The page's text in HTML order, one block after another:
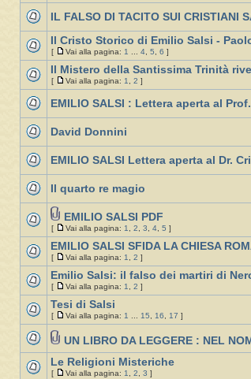
IL FALSO DI TACITO SUI CRISTIANI
Il Cristo Storico di Emilio Salsi -
[ Vai alla pagina: 1 ... 4, 5, 6 ]
Il Mistero della Santissima Trinità
[ Vai alla pagina: 1, 2 ]
EMILIO SALSI : Lettera aperta al
David Donnini
EMILIO SALSI Lettera aperta al Dr.
Il quarto re magio
EMILIO SALSI PDF
[ Vai alla pagina: 1, 2, 3, 4, 5 ]
EMILIO SALSI SFIDA LA CHIESA
[ Vai alla pagina: 1, 2 ]
Emilio Salsi: il falso dei martiri di
[ Vai alla pagina: 1, 2 ]
Tesi di Salsi
[ Vai alla pagina: 1 ... 15, 16, 17 ]
UN LIBRO DA LEGGERE : NEL
Le Religioni Misteriche
[ Vai alla pagina: 1, 2, 3 ]